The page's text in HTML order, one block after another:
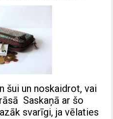
šui un noskaidrot, vai
Saskaņā ar šo
svarīgi, ja vēlaties